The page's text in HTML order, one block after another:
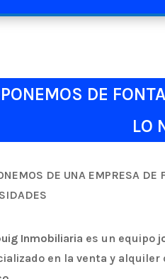
DE
LO
DE UNA EMPRESA DE
Inmobiliaria es un equipo
en la venta y alquiler